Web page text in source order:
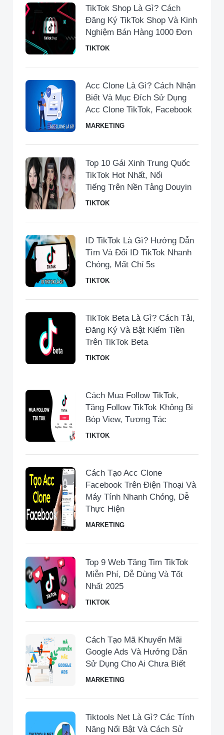
TikTok Shop Là Gì? Cách
Đăng Ký TikTok Shop Và Kinh
Nghiệm Bán Hàng 1000 Đơn
TIKTOK
Acc Clone Là Gì? Cách Nhận
Biết Và Mục Đích Sử Dụng
Acc Clone TikTok, Facebook
MARKETING
Top 10 Gái Xinh Trung Quốc
TikTok Hot Nhất, Nổi
Tiếng Trên Nền Tảng Douyin
TIKTOK
ID TikTok Là Gì? Hướng Dẫn
Tìm Và Đổi ID TikTok Nhanh
Chóng, Mất Chỉ 5s
TIKTOK
TikTok Beta Là Gì? Cách Tải,
Đăng Ký Và Bật Kiếm Tiền
Trên TikTok Beta
TIKTOK
Cách Mua Follow TikTok,
Tăng Follow TikTok Không Bị
Bóp View, Tương Tác
TIKTOK
Cách Tạo Acc Clone
Facebook Trên Điện Thoại Và
Máy Tính Nhanh Chóng, Dễ
Thực Hiện
MARKETING
Top 9 Web Tăng Tim TikTok
Miễn Phí, Dễ Dùng Và Tốt
Nhất 2025
TIKTOK
Cách Tạo Mã Khuyến Mãi
Google Ads Và Hướng Dẫn
Sử Dụng Cho Ai Chưa Biết
MARKETING
Tiktools Net Là Gì? Các Tính
Năng Nổi Bật Và Cách Sử